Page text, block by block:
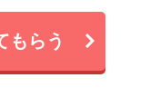
もらう